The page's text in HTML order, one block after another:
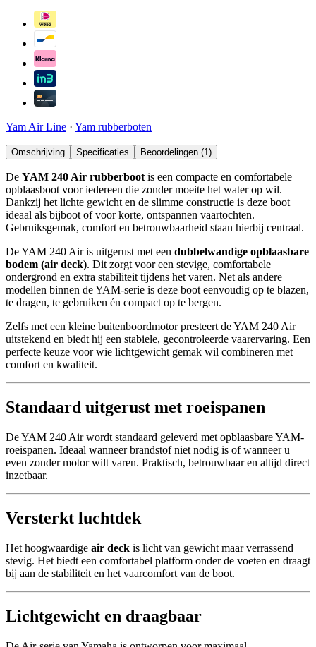
Yam Air Line · Yam rubberboten
Omschrijving Specificaties Beoordelingen (1)
De YAM 240 Air rubberbootis een compacte en comfortabele
opblaasboot voor iedereen die zonder moeite het water op wil.
Dankzij het lichte gewicht en de slimme constructie is deze boot
ideaal als bijboot of voor korte, ontspannen vaartochten.
Gebruiksgemak, comfort en betrouwbaarheid staan hierbij centraal.
De YAM 240 Air is uitgerust met een dubbelwandige opblaasbare
bodem (air deck). Dit zorgt voor een stevige, comfortabele
ondergrond en extra stabiliteit tijdens het varen. Net als andere
modellen binnen de YAM-serie is deze boot eenvoudig op te blazen,
te dragen, te gebruiken én compact op te bergen.
Zelfs met een kleine buitenboordmotor presteert de YAM 240 Air
uitstekend en biedt hij een stabiele, gecontroleerde vaarervaring. Een
perfecte keuze voor wie lichtgewicht gemak wil combineren met
comfort en kwaliteit.
Standaard uitgerust met roeispanen
De YAM 240 Air wordt standaard geleverd met opblaasbare YAM-
roeispanen. Ideaal wanneer brandstof niet nodig is of wanneer u
even zonder motor wilt varen. Praktisch, betrouwbaar en altijd direct
inzetbaar.
Versterkt luchtdek
Het hoogwaardige air deck is licht van gewicht maar verrassend
stevig. Het biedt een comfortabel platform onder de voeten en draagt
bij aan de stabiliteit en het vaarcomfort van de boot.
Lichtgewicht en draagbaar